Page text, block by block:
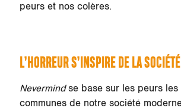
peurs et nos colères.
L’HORREUR S’INSPIRE DE LA SOCIÉTÉ
Nevermindse base sur les peurs les
communes de notre société